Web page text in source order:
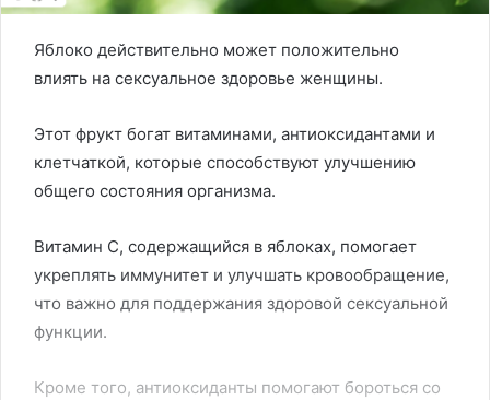
Яблоко действительно может положительно
влиять на сексуальное здоровье женщины.
Этот фрукт богат витаминами, антиоксидантами и
клетчаткой, которые способствуют улучшению
общего состояния организма.
Витамин C, содержащийся в яблоках, помогает
укреплять иммунитет и улучшать кровообращение,
что важно для поддержания здоровой сексуальной
функции.
Кроме того, антиоксиданты помогают бороться со